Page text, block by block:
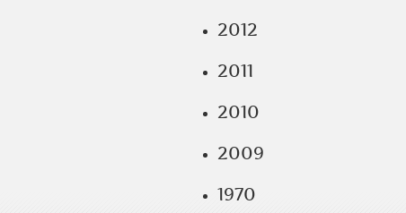
2012
2011
2010
2009
1970